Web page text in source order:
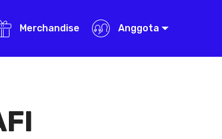
Merchandise Anggota